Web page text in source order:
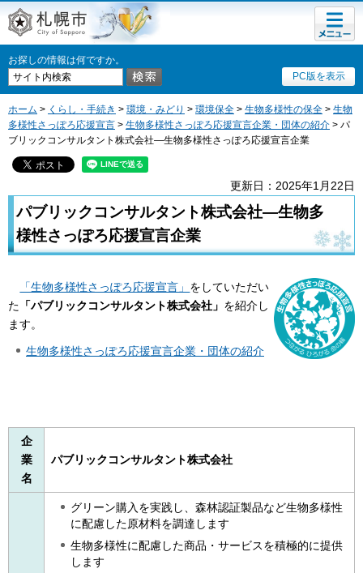
札幌市
お探しの情報は何ですか。
PC版を表示
メニュ
ー
ホーム > くらし・手続き > 環境・みどり > 環境保全 > 生物多様性の保全 > 生物
多様性さっぽろ応援宣言 > 生物多様性さっぽろ応援宣言企業・団体の紹介 > パ
ブリックコンサルタント株式会社―生物多様性さっぽろ応援宣言企業
更新日：2025年1月22日
パブリックコンサルタント株式会社―生物多
様性さっぽろ応援宣言企業
「生物多様性さっぽろ応援宣言」 をしていただい
た 「パブリックコンサルタント株式会社」 を紹介し
ます。
生物多様性さっぽろ応援宣言企業・団体の紹介
企
業
名
パブリックコンサルタント株式会社
グリーン購入を実践し、森林認証製品など生物多様性
に配慮した原材料を調達します
生物多様性に配慮した商品・サービスを積極的に提供
します